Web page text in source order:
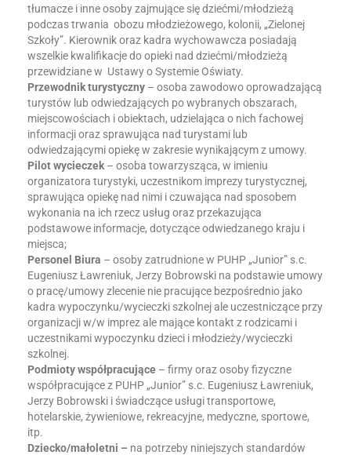
tłumacze i inne osoby zajmujące się dziećmi/młodzieżą
podczas trwania obozu młodzieżowego, kolonii, „Zielonej
Szkoły”. Kierownik oraz kadra wychowawcza posiadają
wszelkie kwalifikacje do opieki nad dziećmi/młodzieżą
przewidziane w Ustawy o Systemie Oświaty.
Przewodnik turystyczny – osoba zawodowo oprowadzającą
turystów lub odwiedzających po wybranych obszarach,
miejscowościach i obiektach, udzielająca o nich fachowej
informacji oraz sprawująca nad turystami lub
odwiedzającymi opiekę w zakresie wynikającym z umowy.
Pilot wycieczek – osoba towarzysząca, w imieniu
organizatora turystyki, uczestnikom imprezy turystycznej,
sprawująca opiekę nad nimi i czuwająca nad sposobem
wykonania na ich rzecz usług oraz przekazująca
podstawowe informacje, dotyczące odwiedzanego kraju i
miejsca;
Personel Biura – osoby zatrudnione w PUHP „Junior” s.c.
Eugeniusz Ławreniuk, Jerzy Bobrowski na podstawie umowy
o pracę/umowy zlecenie nie pracujące bezpośrednio jako
kadra wypoczynku/wycieczki szkolnej ale uczestniczące przy
organizacji w/w imprez ale mające kontakt z rodzicami i
uczestnikami wypoczynku dzieci i młodzieży/wycieczki
szkolnej.
Podmioty współpracujące – firmy oraz osoby fizyczne
współpracujące z PUHP „Junior” s.c. Eugeniusz Ławreniuk,
Jerzy Bobrowski i świadczące usługi transportowe,
hotelarskie, żywieniowe, rekreacyjne, medyczne, sportowe,
itp.
Dziecko/małoletni – na potrzeby niniejszych standardów